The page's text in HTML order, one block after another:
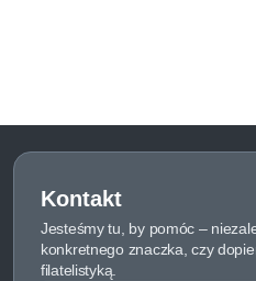
Kontakt
Jesteśmy tu, by pomóc –
konkretnego znaczka, czy
filatelistyką.